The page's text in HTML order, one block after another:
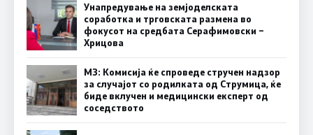
Унапредување на земјоделската
соработка и трговската размена во
фокусот на средбата Серафимовски –
Хрицова
МЗ: Комисија ќе спроведе стручен надзор
за случајот со родилката од Струмица, ќе
биде вклучен и медицински експерт од
соседството